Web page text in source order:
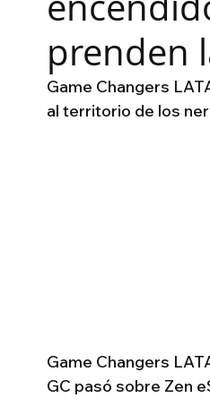
Estadísticas First Stand
prenden
Game Changers
al territorio de los
Game Changers
GC pasó sobre Zen